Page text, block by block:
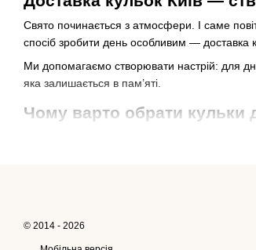
Свято починається з атмосфери. І саме
спосіб зробити день особливим — доставка
Ми допомагаємо створювати настрій: для
яка залишається в пам’яті.
Чому варто обрати кульки
широкий вибір кольорів, форм і
© 2014 - 2026